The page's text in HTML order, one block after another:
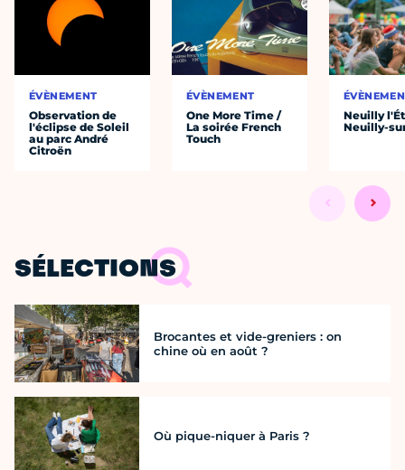
ÉVÈNEMENT
Observation de
l'éclipse de Soleil
au parc André
Citroën
ÉVÈNEMENT
One More Time /
La soirée French
Touch
Neuilly
Neuilly-
SÉLECTIONS
Brocantes et vide-greniers : on
chine où en août ?
Où pique-niquer à Paris ?